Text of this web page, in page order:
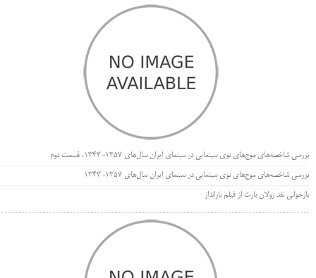
بررسی شاخصه‌های موج‌های نوی سینمایی در سینمای ایران سال‌های 1357-1343، قسمت دوم
بررسی شاخصه‌های موج‌های نوی سینمایی در سینمای ایران سال‌های 1357-1343
بازخوانی نقد رولان بارت از فیلم بارانداز